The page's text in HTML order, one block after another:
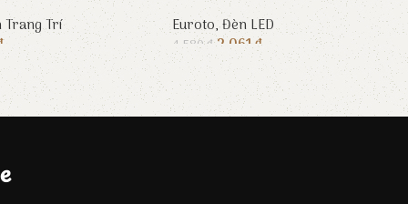
Trang Trí
Euroto,Đèn LED
4.580₫ 2.061₫